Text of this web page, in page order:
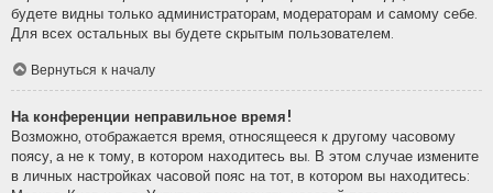
будете видны только администраторам, модераторам и самому себе.
Для всех остальных вы будете скрытым пользователем.
Вернуться к началу
На конференции неправильное время!
Возможно, отображается время, относящееся к другому часовому
поясу, а не к тому, в котором находитесь вы. В этом случае измените
в личных настройках часовой пояс на тот, в котором вы находитесь: